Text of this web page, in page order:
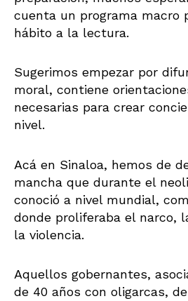
cuenta un programa macro
hábito a la lectura.
Sugerimos empezar por
moral, contiene
necesarias para crear
nivel.
Acá en Sinaloa, hemos de
mancha que durante el
conoció a nivel mundial,
donde proliferaba el narco,
la violencia.
Aquellos gobernantes,
de 40 años con oligarcas,